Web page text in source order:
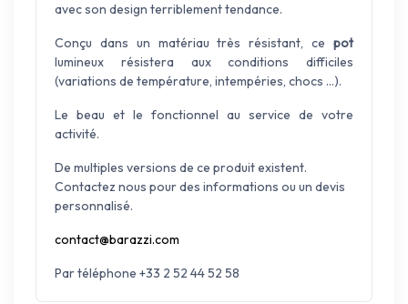
avec son design terriblement tendance.
Conçu dans un matériau très résistant, ce pot
lumineux résistera aux conditions difficiles
(variations de température, intempéries, chocs ...).
Le beau et le fonctionnel au service de votre
activité.
De multiples versions de ce produit existent.
Contactez nous pour des informations ou un devis
personnalisé.
contact@barazzi.com
Par téléphone +33 2 52 44 52 58